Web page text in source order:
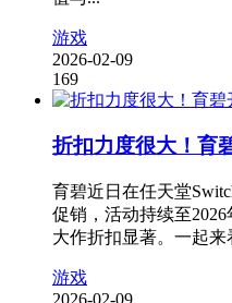
游戏
2026-02-09
169
折扣力度很大！育
育碧近日在任天堂
促销，活动持续至
大作折扣显著。一起来
游戏